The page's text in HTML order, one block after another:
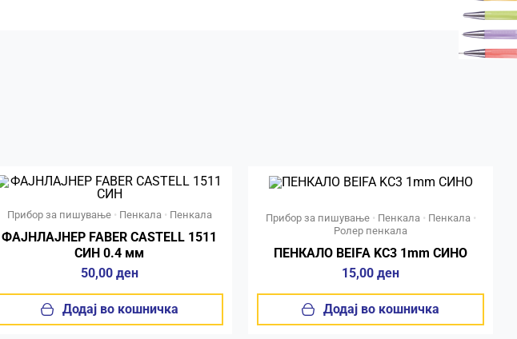
Прибор за пишување• Пенкала• Пенкала
ФАЈНЛАЈНЕР FABER CASTELL 1511
СИН 0.4 мм
50,00 ден
Додај во кошничка
Прибор за пишување• Пенкала• Пенкала•
Ролер пенкала
ПЕНКАЛО BEIFA KC3 1mm СИНО
15,00 ден
Додај во кошничка